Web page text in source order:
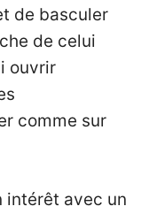
de basculer
de celui
ouvrir
comme sur
intérêt avec un